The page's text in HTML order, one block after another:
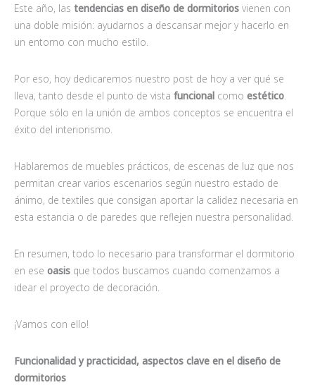
Este año, las tendencias en diseño de dormitorios vienen con
una doble misión: ayudarnos a descansar mejor y hacerlo en
un entorno con mucho estilo.
Por eso, hoy dedicaremos nuestro post de hoy a ver qué se
lleva, tanto desde el punto de vista funcional como estético.
Porque sólo en la unión de ambos conceptos se encuentra el
éxito del interiorismo.
Hablaremos de muebles prácticos, de escenas de luz que nos
permitan crear varios escenarios según nuestro estado de
ánimo, de textiles que consigan aportar la calidez necesaria en
esta estancia o de paredes que reflejen nuestra personalidad.
En resumen, todo lo necesario para transformar el dormitorio
en ese oasis que todos buscamos cuando comenzamos a
idear el proyecto de decoración.
¡Vamos con ello!
Funcionalidad y practicidad, aspectos clave en el diseño de
dormitorios